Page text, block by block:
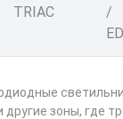
TRIAC
/
зоны, где